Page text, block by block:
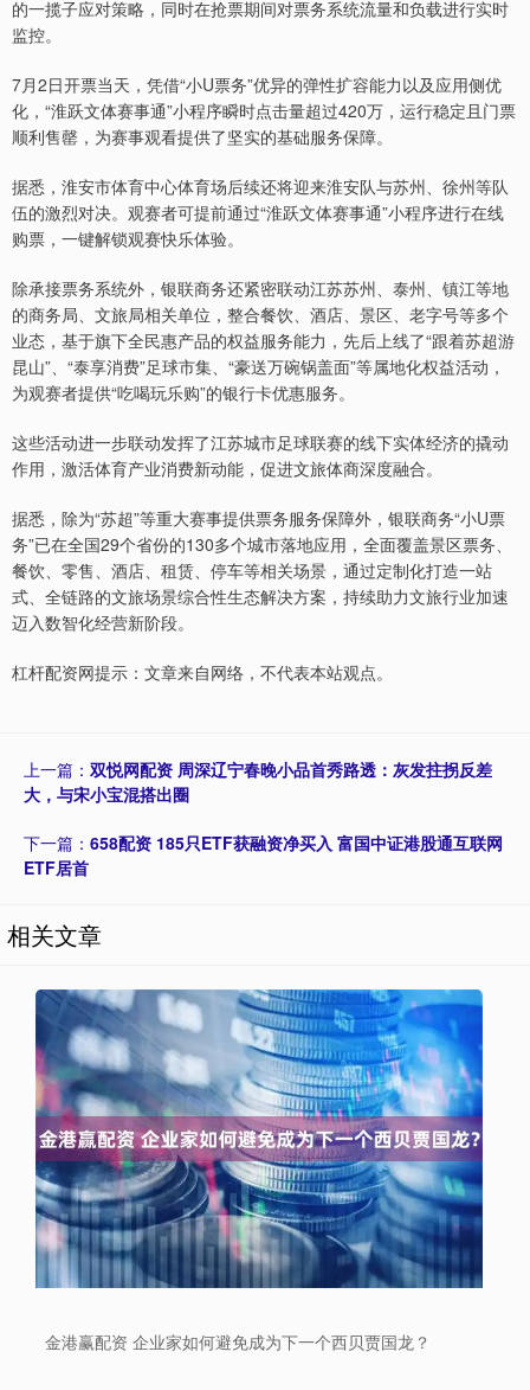
的一揽子应对策略，同时在抢票期间对票务系统流量和负载进行实时
监控。
7月2日开票当天，凭借“小U票务”优异的弹性扩容能力以及应用侧优
化，“淮跃文体赛事通”小程序瞬时点击量超过420万，运行稳定且门票
顺利售罄，为赛事观看提供了坚实的基础服务保障。
据悉，淮安市体育中心体育场后续还将迎来淮安队与苏州、徐州等队
伍的激烈对决。观赛者可提前通过“淮跃文体赛事通”小程序进行在线
购票，一键解锁观赛快乐体验。
除承接票务系统外，银联商务还紧密联动江苏苏州、泰州、镇江等地
的商务局、文旅局相关单位，整合餐饮、酒店、景区、老字号等多个
业态，基于旗下全民惠产品的权益服务能力，先后上线了“跟着苏超游
昆山”、“泰享消费”足球市集、“豪送万碗锅盖面”等属地化权益活动，
为观赛者提供“吃喝玩乐购”的银行卡优惠服务。
这些活动进一步联动发挥了江苏城市足球联赛的线下实体经济的撬动
作用，激活体育产业消费新动能，促进文旅体商深度融合。
据悉，除为“苏超”等重大赛事提供票务服务保障外，银联商务“小U票
务”已在全国29个省份的130多个城市落地应用，全面覆盖景区票务、
餐饮、零售、酒店、租赁、停车等相关场景，通过定制化打造一站
式、全链路的文旅场景综合性生态解决方案，持续助力文旅行业加速
迈入数智化经营新阶段。
杠杆配资网提示：文章来自网络，不代表本站观点。
上一篇： 双悦网配资 周深辽宁春晚小品首秀路透：灰发拄拐反差
大，与宋小宝混搭出圈
下一篇： 658配资 185只ETF获融资净买入 富国中证港股通互联网
ETF居首
相关文章
金港赢配资 企业家如何避免成为下一个西贝贾国龙？